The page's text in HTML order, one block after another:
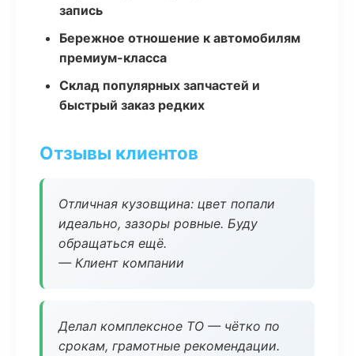
запись
Бережное отношение к автомобилям
премиум-класса
Склад популярных запчастей и
быстрый заказ редких
Отзывы клиентов
Отличная кузовщина: цвет попали
идеально, зазоры ровные. Буду
обращаться ещё.
— Клиент компании
Делал комплексное ТО — чётко по
срокам, грамотные рекомендации.